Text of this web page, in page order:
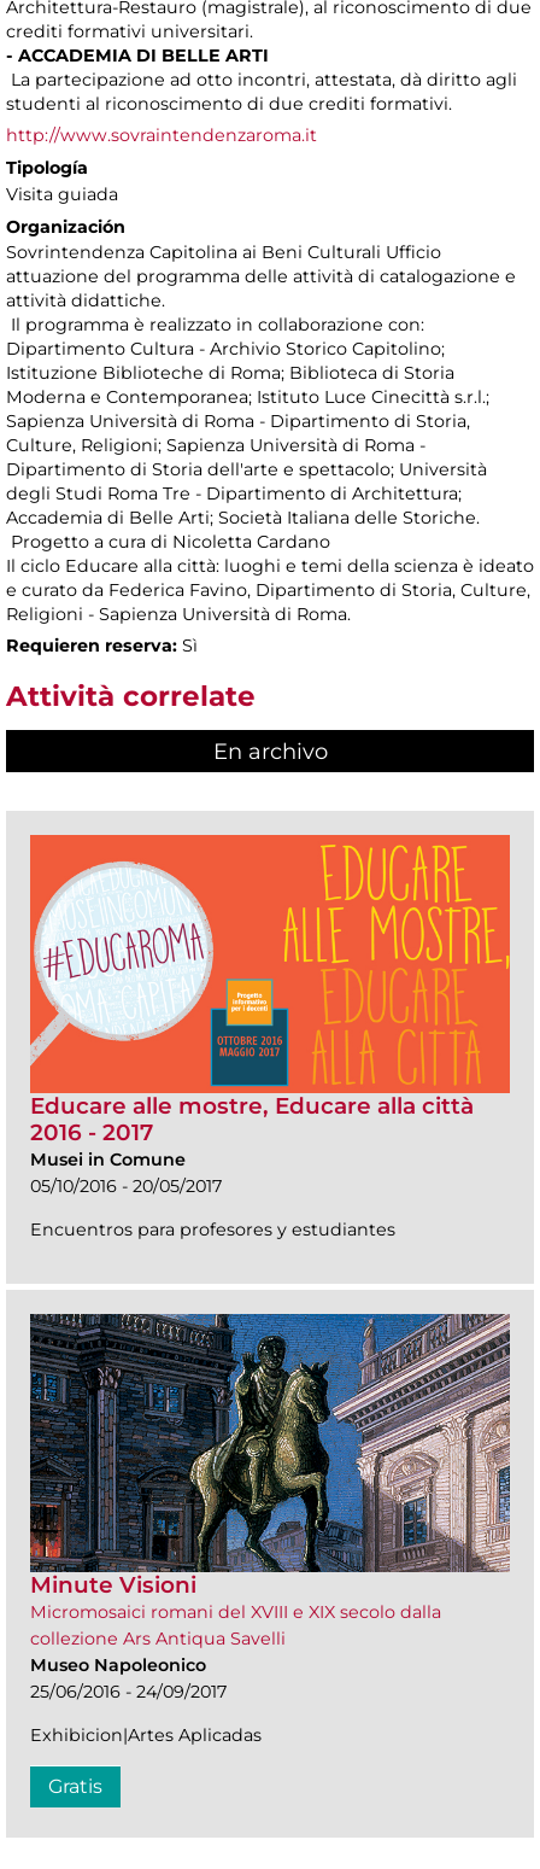
Architettura-Restauro (magistrale), al riconoscimento di due
crediti formativi universitari.
- ACCADEMIA DI BELLE ARTI
La partecipazione ad otto incontri, attestata, dà diritto agli
studenti al riconoscimento di due crediti formativi.
http://www.sovraintendenzaroma.it
Tipología
Visita guiada
Organización
Sovrintendenza Capitolina ai Beni Culturali Ufficio
attuazione del programma delle attività di catalogazione e
attività didattiche.
Il programma è realizzato in collaborazione con:
Dipartimento Cultura - Archivio Storico Capitolino;
Istituzione Biblioteche di Roma; Biblioteca di Storia
Moderna e Contemporanea; Istituto Luce Cinecittà s.r.l.;
Sapienza Università di Roma - Dipartimento di Storia,
Culture, Religioni; Sapienza Università di Roma -
Dipartimento di Storia dell'arte e spettacolo; Università
degli Studi Roma Tre - Dipartimento di Architettura;
Accademia di Belle Arti; Società Italiana delle Storiche.
Progetto a cura di Nicoletta Cardano
Il ciclo Educare alla città: luoghi e temi della scienza è ideato
e curato da Federica Favino, Dipartimento di Storia, Culture,
Religioni - Sapienza Università di Roma.
Requieren reserva: Sì
Attività correlate
En archivo
Educare alle mostre, Educare alla città
2016 - 2017
Musei in Comune
05/10/2016 - 20/05/2017
Encuentros para profesores y estudiantes
Minute Visioni
Micromosaici romani del XVIII e XIX secolo dalla
collezione Ars Antiqua Savelli
Museo Napoleonico
25/06/2016 - 24/09/2017
Exhibicion|Artes Aplicadas
Gratis